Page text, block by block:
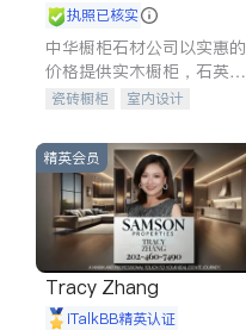
执照已核实
中华橱柜石材公司以实惠的
价格提供实木橱柜，石英石
台面，多种优质不锈钢水
质厨房，家的选择。
瓷砖橱柜
室内设计
室内装修
精英会员
Tracy Zhang
iTalkBB精英认证